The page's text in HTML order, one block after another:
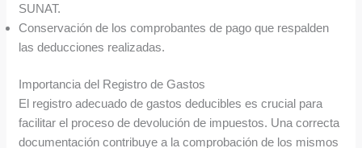
SUNAT.
Conservación de los comprobantes de pago que respalden
las deducciones realizadas.
Importancia del Registro de Gastos
El registro adecuado de gastos deducibles es crucial para
facilitar el proceso de devolución de impuestos. Una correcta
documentación contribuye a la comprobación de los mismos